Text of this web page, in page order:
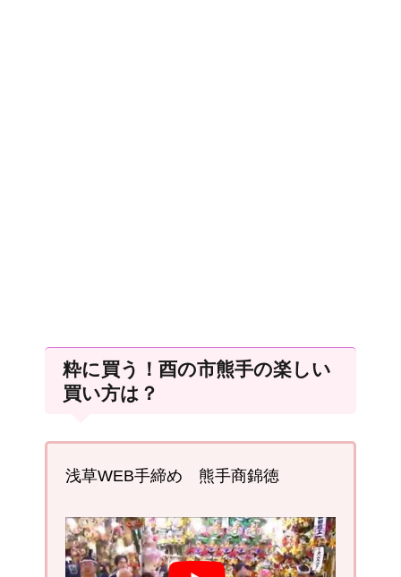
粋に買う！酉の市熊手の楽しい
買い方は？
浅草WEB手締め 熊手商錦徳